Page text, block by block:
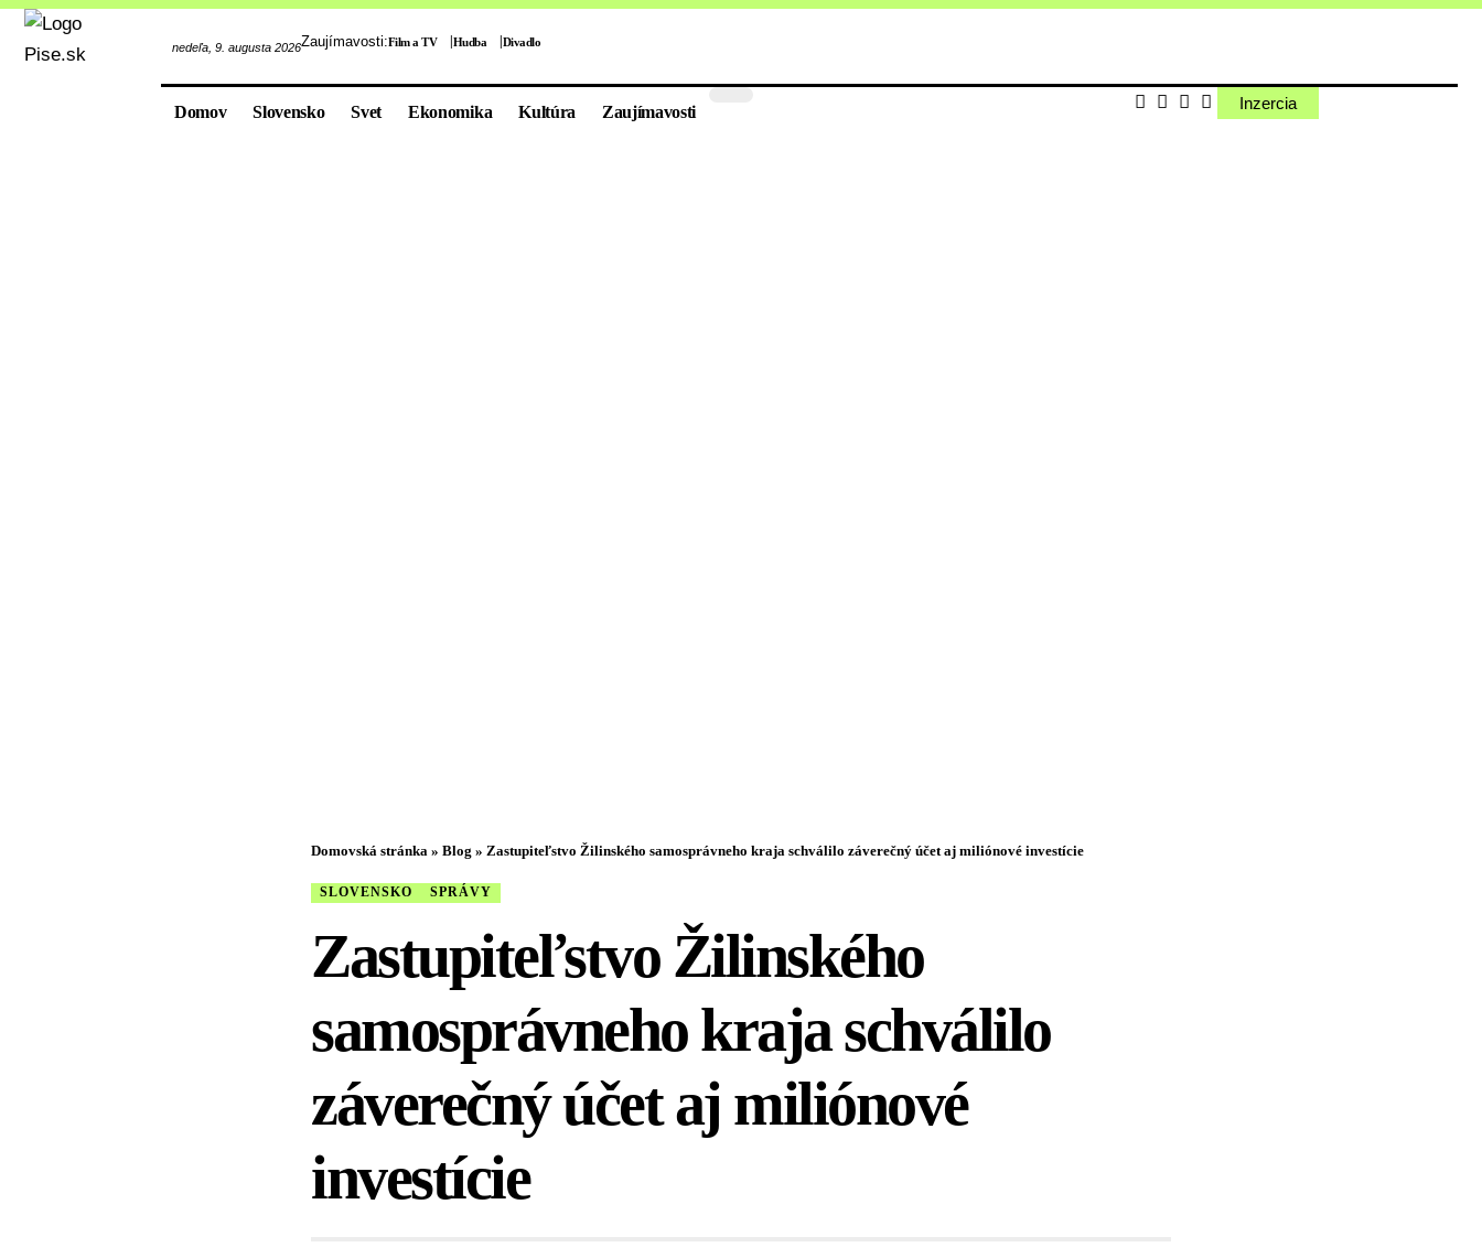
nedeľa, 9. augusta 2026Zaujímavosti:Film a TV Hudba Divadlo
Domov Slovensko Svet Ekonomika Kultúra Zaujímavosti Inzercia
Domovská stránka » Blog » Zastupiteľstvo Žilinského samosprávneho kraja schválilo záverečný účet aj miliónové investície
SLOVENSKO SPRÁVY
Zastupiteľstvo Žilinského
samosprávneho kraja schválilo
záverečný účet aj miliónové
investície